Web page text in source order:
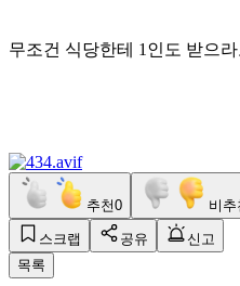
무조건 식당한테 1인도 받으
추천0 비추
스크랩 공유
신고
목록